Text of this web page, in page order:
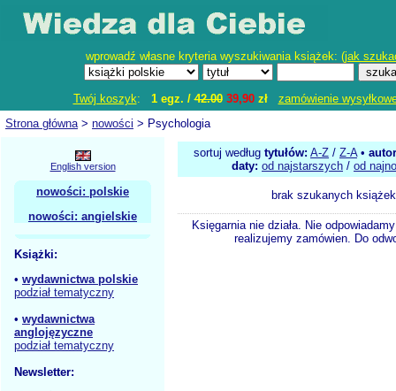
wprowadź własne kryteria wyszukiwania książek: (jak
Twój koszyk: 1 egz. /42.00 39,90zł
zamówienie
Strona główna> nowości > Psychologia
English version
nowości: polskie
nowości: angielskie
Książki:
• wydawnictwa polskie
podział tematyczny
• wydawnictwa
anglojęzyczne
podział tematyczny
Newsletter:
sortuj według tytułów: A-Z / Z-A•
daty: od najstarszych / od
brak szukanych książek
Księgarnia nie działa. Nie
realizujemy zamówien. Do